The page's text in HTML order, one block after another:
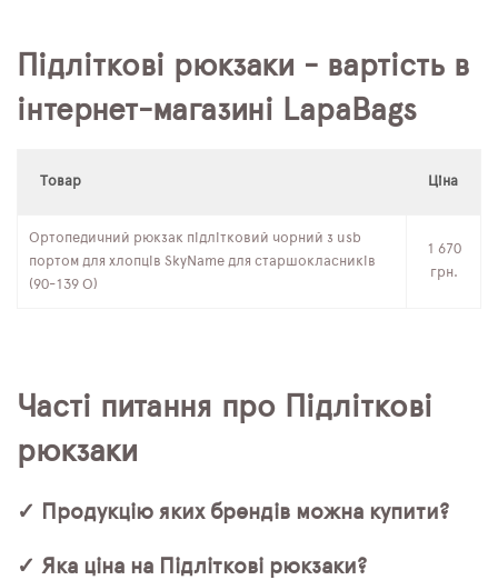
Підліткові рюкзаки - вартість в
інтернет-магазині LapaBags
Товар Ціна
Ортопедичний рюкзак підлітковий чорний з usb
портом для хлопців SkyName для старшокласників
(90-139 О)
1 670
грн.
Часті питання про Підліткові
рюкзаки
✓ Продукцію яких брендів можна купити?
✓ Яка ціна на Підліткові рюкзаки?